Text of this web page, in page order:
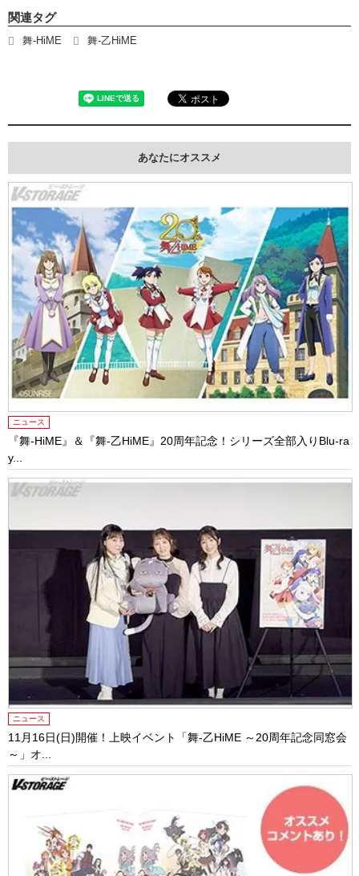
関連タグ
舞-HiME 舞-乙HiME
あなたにオススメ
ニュース
『舞-HiME』＆『舞-乙HiME』20周年記念！シリーズ全部入りBlu-ra
y...
ニュース
11月16日(日)開催！上映イベント「舞-乙HiME ～20周年記念同窓会
～」オ...